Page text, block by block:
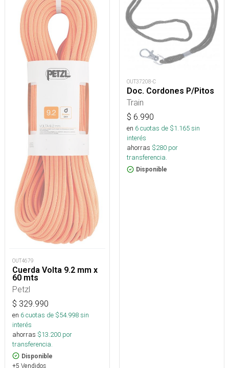
OUT4679
Cuerda Volta 9.2 mm x
60 mts
Petzl
$ 329.990
en 6cuotas de $54.998sin
interés
ahorras $13.200 por
transferencia.
Disponible
+5 Vendidos
OUT37208-C
Doc. Cordones P/Pitos
Train
$ 6.990
en 6cuotas de $1.165sin
interés
ahorras $280 por
transferencia.
Disponible